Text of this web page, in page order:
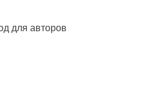
для авторов